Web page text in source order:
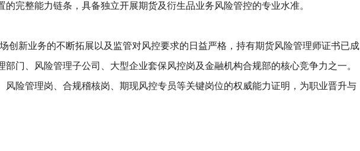
的完整能力链条，具备独立开展期货及衍生品业务风险管控的专业水准。
创新业务的不断拓展以及监管对风控要求的日益严格，持有期货风险管理师证书已成
部门、风险管理子公司、大型企业套保风控岗及金融机构合规部的核心竞争力之一。
风险管理岗、合规稽核岗、期现风控专员等关键岗位的权威能力证明，为职业晋升与